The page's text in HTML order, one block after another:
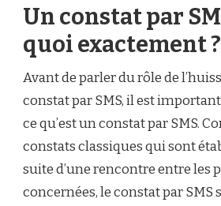
Un constat par
quoi exactement ?
Avant de parler du rôle de
constat par SMS, il est
ce qu’est un constat par SMS.
constats classiques qui sont
suite d’une rencontre entre les
concernées, le constat par SMS